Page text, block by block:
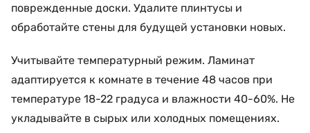
поврежденные доски. Удалите плинтусы и
обработайте стены для будущей установки новых.
Учитывайте температурный режим. Ламинат
адаптируется к комнате в течение 48 часов при
температуре 18-22 градуса и влажности 40-60%. Не
укладывайте в сырых или холодных помещениях.